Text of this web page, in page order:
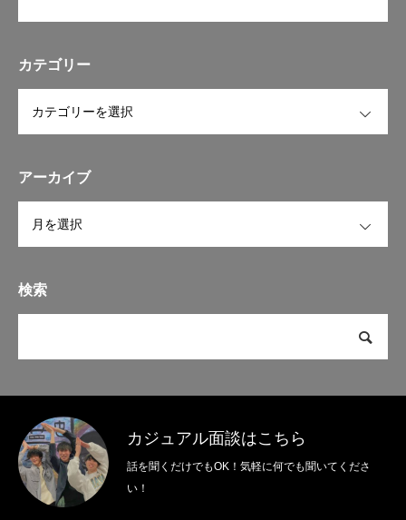
カテゴリー
アーカイブ
検索
カジュアル面談はこちら
話を聞くだけでもOK！気軽に何でも聞いてくださ
い！